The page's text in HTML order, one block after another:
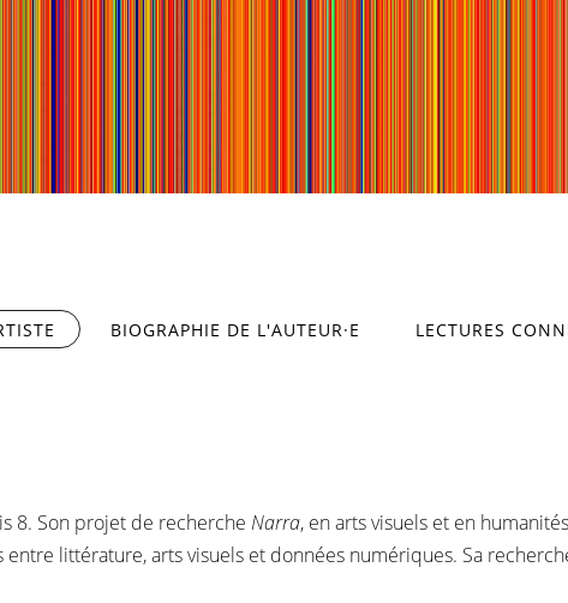
(ONGLET ACTIF)
BIOGRAPHIE DE L'AUTEUR·E LECTURES
8. Son projet de recherche Narra, en arts visuels et en
littérature, arts visuels et données numériques. Sa